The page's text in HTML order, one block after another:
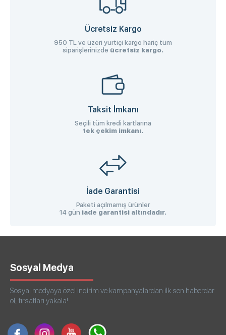
Ücretsiz Kargo
950 TL ve üzeri yurtiçi kargo hariç tüm
siparişlerinizde ücretsiz kargo.
Taksit İmkanı
Seçili tüm kredi kartlarına
tek çekim imkanı.
İade Garantisi
Paketi açılmamış ürünler
14 gün iade garantisi altındadır.
Sosyal Medya
Sosyal medyaya özel indirim ve kampanyalardan ilk sen haberdar
ol, fırsatları yakala!